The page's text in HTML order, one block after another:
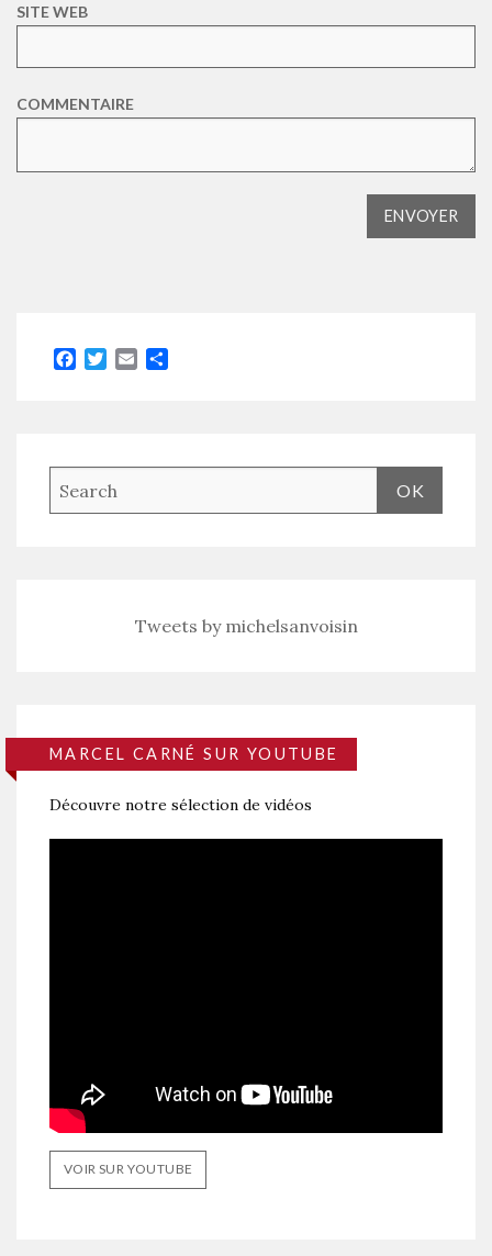
SITE WEB
COMMENTAIRE
Facebook
TwitterEmail
Tweets by michelsanvoisin
MARCEL CARNÉ SUR YOUTUBE
Découvre notre sélection de vidéos
VOIR SUR YOUTUBE